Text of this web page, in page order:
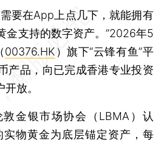
需要在App上点几下，就能拥有
金支持的数字资产。”2026年5
（00376.HK）旗下“云锋有鱼”平
产品，向已完成香港专业投资
放。
银市场协会（LBMA）认
实物黄金为底层锚定资产，每